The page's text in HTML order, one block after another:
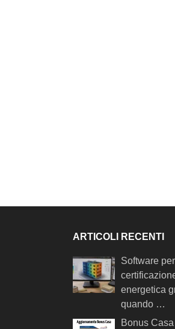
ARTICOLI RECENTI
Software
energetica
quando …
Bonus Casa